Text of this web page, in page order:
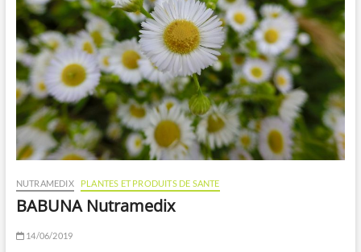
NUTRAMEDIX PLANTES ET PRODUITS DE SANTE
BABUNA Nutramedix
14/06/2019